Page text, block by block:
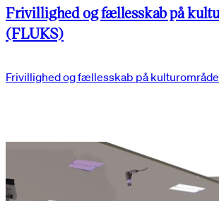
Frivillighed og fællesskab på
(FLUKS)
Frivillighed og fællesskab på